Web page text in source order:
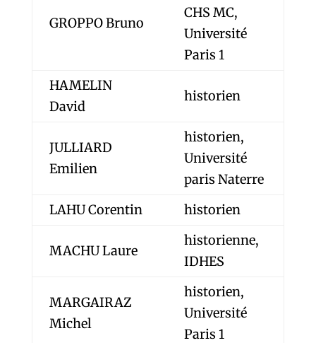
GROPPO Bruno
CHS MC,
Université
Paris 1
HAMELIN
David
historien
JULLIARD
Emilien
historien,
Université
paris Naterre
LAHU Corentin
historien
MACHU Laure
historienne,
IDHES
MARGAIRAZ
Michel
historien,
Université
Paris 1